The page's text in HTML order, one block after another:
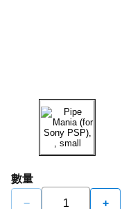
數量
− +